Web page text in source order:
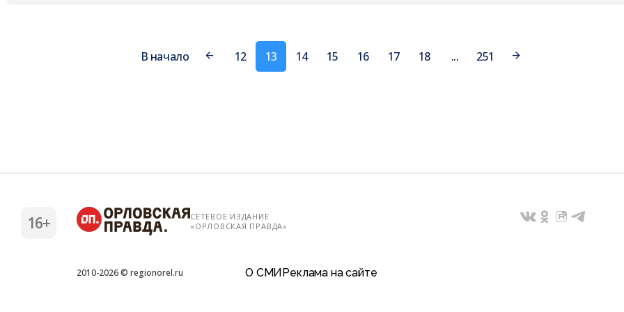
В начало 12 13 14 15 16 17 18 ... 251
СЕТЕВОЕ ИЗДАНИЕ
«ОРЛОВСКАЯ ПРАВДА»
2010-2026 © regionorel.ru О СМИ Реклама на сайте
16+